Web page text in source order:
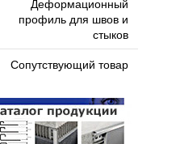
Деформационный
профиль для швов и
стыков
Сопутствующий товар